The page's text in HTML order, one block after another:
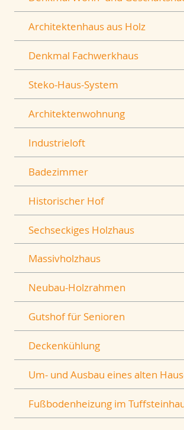
Architektenhaus aus Holz
Denkmal Fachwerkhaus
Steko-Haus-System
Architektenwohnung
Industrieloft
Badezimmer
Historischer Hof
Sechseckiges Holzhaus
Massivholzhaus
Neubau-Holzrahmen
Gutshof für Senioren
Deckenkühlung
Um- und Ausbau eines alten
Fußbodenheizung im